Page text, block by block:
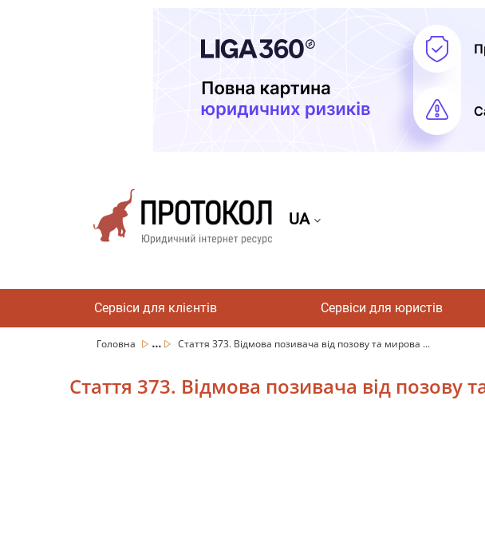
UA
Сервіси для клієнтів Сервіси для юристів
Головна ... Стаття 373. Відмова позивача від позову та мирова ...
Стаття 373. Відмова позивача від позову